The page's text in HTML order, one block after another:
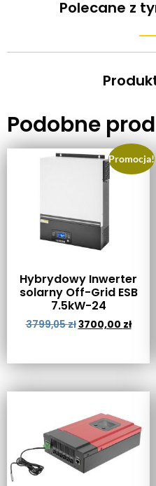
Polecane z
Podobne
Promocja!
Hybrydowy Inwerter
solarny Off-Grid ESB
7.5kW-24
3799,05zł3700,00 zł